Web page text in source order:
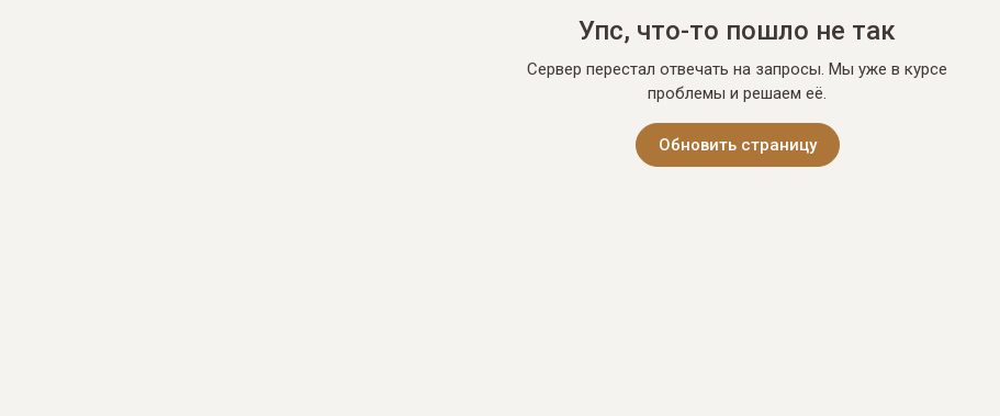
Упс, что-то пошло не так
Сервер перестал отвечать на запросы. Мы уже в курсе
проблемы и решаем её.
Обновить страницу